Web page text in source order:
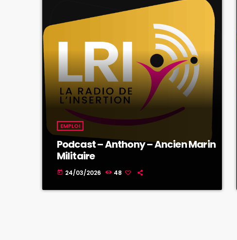
EMPLOI
Podcast – Anthony – Ancien Marin
Militaire
today 24/03/2026 48